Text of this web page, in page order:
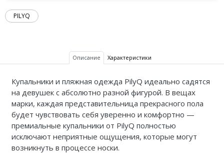
PILYQ
Описание Характеристики
Купальники и пляжная одежда PilyQ идеально садятся
на девушек с абсолютно разной фигурой. В вещах
марки, каждая представительница прекрасного пола
будет чувствовать себя уверенно и комфортно —
премиальные купальники от PilyQ полностью
исключают неприятные ощущения, которые могут
возникнуть в процессе носки.